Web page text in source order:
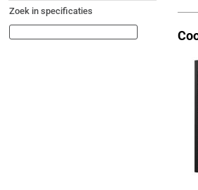
Zoek in specificaties